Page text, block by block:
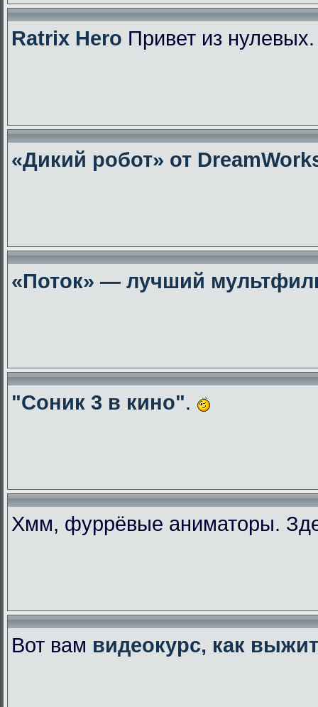
Ratrix Hero Привет из
«Дикий робот» от
«Поток» — лучший
"Соник 3 в кино".
Хмм, фуррёвые аниматоры.
Вот вам видеокурс, как